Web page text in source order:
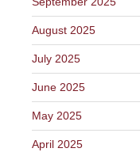
August 2025
July 2025
June 2025
May 2025
April 2025